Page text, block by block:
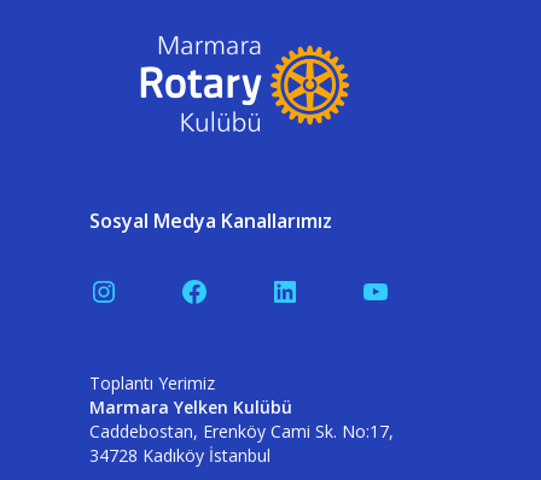
Sosyal Medya Kanallarımız
InstagramFacebookLinkedInYouTube
Toplantı Yerimiz
Marmara Yelken Kulübü
Caddebostan, Erenköy Cami Sk. No:17,
34728 Kadıköy İstanbul